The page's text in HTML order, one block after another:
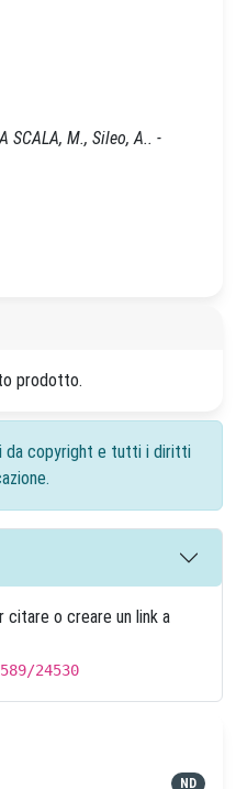
SCALA, M., Sileo, A.. -
prodotto.
da copyright e tutti i diritti
o creare un link a
24530
ND